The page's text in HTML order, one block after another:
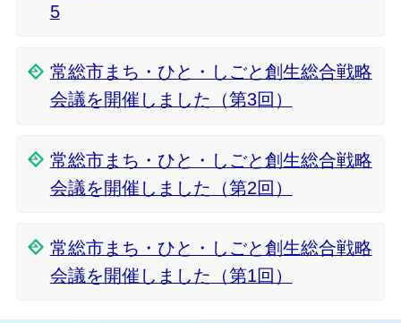
5
常総市まち・ひと・しごと創生総合戦略
会議を開催しました（第3回）
常総市まち・ひと・しごと創生総合戦略
会議を開催しました（第2回）
常総市まち・ひと・しごと創生総合戦略
会議を開催しました（第1回）